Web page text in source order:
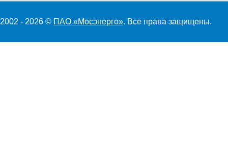
2002 - 2026 © ПАО «Мосэнерго». Все права защищены.